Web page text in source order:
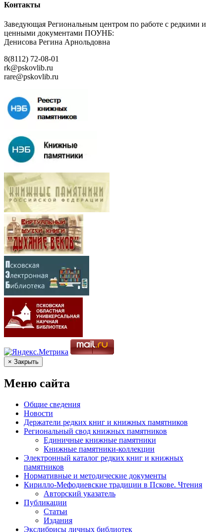
Контакты
Заведующая Региональным центром по работе с редкими и
ценными документами ПОУНБ:
Денисова Регина Арнольдовна
8(8112) 72-08-01
rk@pskovlib.ru
rare@pskovlib.ru
× Закрыть
Меню сайта
Общие сведения
Новости
Держатели редких книг и книжных памятников
Региональный свод книжных памятников
Единичные книжные памятники
Книжные памятники-коллекции
Электронный каталог редких книг и книжных
памятников
Нормативные и методические документы
Кирилло-Мефодиевские традиции в Пскове. Чтения
Авторский указатель
Публикации
Статьи
Издания
Экслибрисы личных библиотек